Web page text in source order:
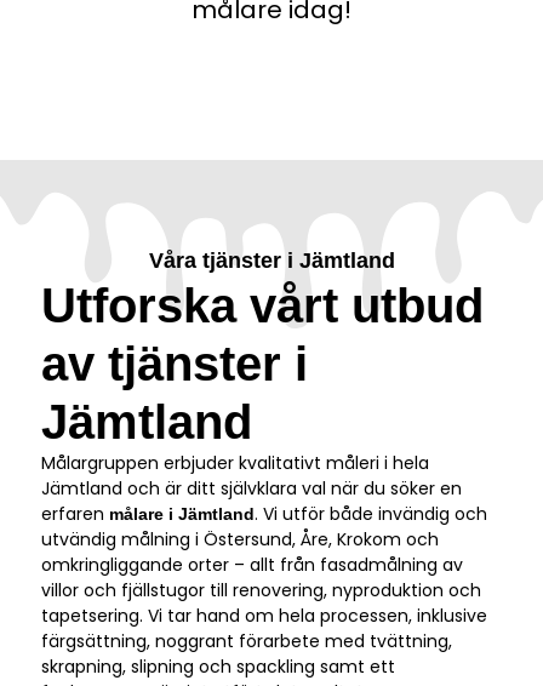
målare idag!
Våra tjänster i Jämtland
Utforska vårt utbud
av tjänster i
Jämtland
Målargruppen erbjuder kvalitativt måleri i hela
Jämtland och är ditt självklara val när du söker en
erfaren målare i Jämtland. Vi utför både invändig och
utvändig målning i Östersund, Åre, Krokom och
omkringliggande orter – allt från fasadmålning av
villor och fjällstugor till renovering, nyproduktion och
tapetsering. Vi tar hand om hela processen, inklusive
färgsättning, noggrant förarbete med tvättning,
skrapning, slipning och spackling samt ett